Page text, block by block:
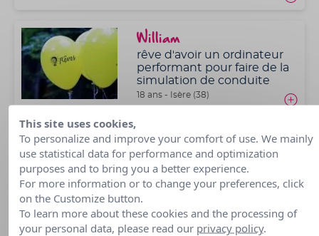
William
rêve d'avoir un ordinateur
performant pour faire de la
simulation de conduite
18 ans - Isère (38)
Emma
rêve d'assister à la Fashion
Week
This site uses cookies,
To personalize and improve your comfort of use. We mainly
use statistical data for performance and optimization
purposes and to bring you a better experience.
For more information or to change your preferences, click
on the Customize button.
To learn more about these cookies and the processing of
your personal data, please read our privacy policy.